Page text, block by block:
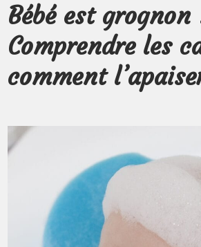
Bébé est grognon
Comprendre les
comment